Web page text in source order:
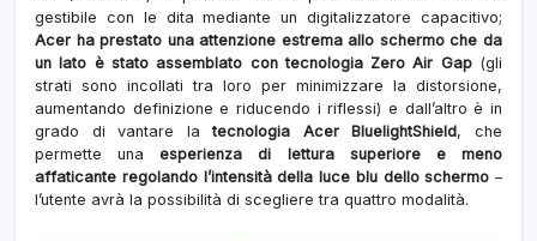
gestibile con le dita mediante un digitalizzatore capacitivo;
Acer ha prestato una attenzione estrema allo schermo che da
un lato è stato assemblato con tecnologia Zero Air Gap(gli
strati sono incollati tra loro per minimizzare la distorsione,
aumentando definizione e riducendo i riflessi) e dall’altro è in
grado di vantare latecnologia Acer BluelightShield, che
permette unaesperienza di lettura superiore e meno
affaticante regolando l’intensità della luce blu dello schermo –
l’utente avrà la possibilità di scegliere tra quattro modalità.